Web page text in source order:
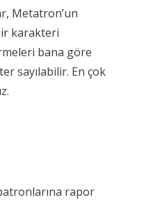
Metatron’un
karakteri
bana göre
sayılabilir. En çok
rapor